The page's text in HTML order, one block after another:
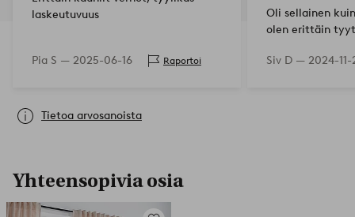
laskeutuvuus
Pia S — 2025-06-16 Raportoi
Oli sellainen
olen erittäin
Siv D — 2024-11-
Tietoa arvosanoista
Yhteensopivia osia